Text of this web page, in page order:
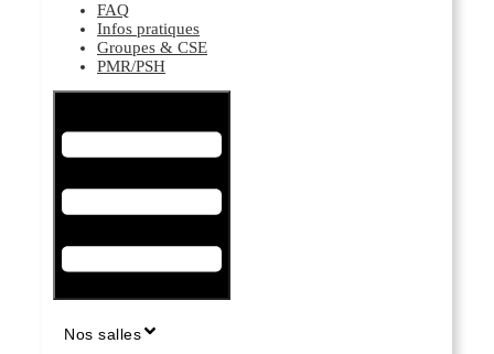
FAQ
Infos pratiques
Groupes & CSE
PMR/PSH
Nos salles